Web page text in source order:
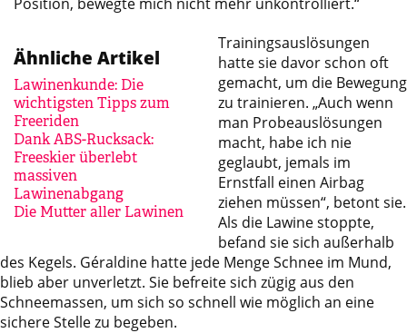
Ähnliche Artikel
Lawinenkunde: Die
wichtigsten Tipps zum
Freeriden
Dank ABS-Rucksack:
Freeskier überlebt
massiven
Lawinenabgang
Die Mutter aller Lawinen
Trainingsauslösungen
hatte sie davor schon oft
gemacht, um die Bewegung
zu trainieren. „Auch wenn
man Probeauslösungen
macht, habe ich nie
geglaubt, jemals im
Ernstfall einen Airbag
ziehen müssen“, betont sie.
Als die Lawine stoppte,
befand sie sich außerhalb
des Kegels. Géraldine hatte jede Menge Schnee im Mund,
blieb aber unverletzt. Sie befreite sich zügig aus den
Schneemassen, um sich so schnell wie möglich an eine
sichere Stelle zu begeben.